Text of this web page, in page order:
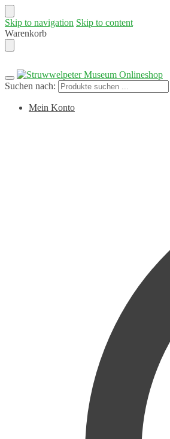
Skip to navigation Skip to content
Warenkorb
Suchen nach:
Mein Konto